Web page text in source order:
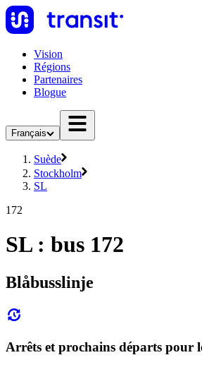
Vision
Régions
Partenaires
Blogue
Français
Suède
Stockholm
SL
172
SL : bus 172
Blåbusslinje
Arrêts et prochains départs pour